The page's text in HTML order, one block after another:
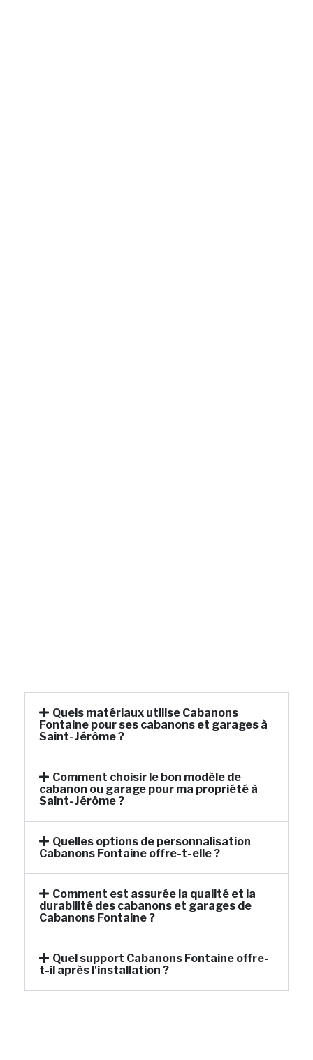
Quels matériaux utilise Cabanons
Fontaine pour ses cabanons et garages à
Saint-Jérôme ?
Comment choisir le bon modèle de
cabanon ou garage pour ma propriété à
Saint-Jérôme ?
Quelles options de personnalisation
Cabanons Fontaine offre-t-elle ?
Comment est assurée la qualité et la
durabilité des cabanons et garages de
Cabanons Fontaine ?
Quel support Cabanons Fontaine offre-
t-il après l'installation ?